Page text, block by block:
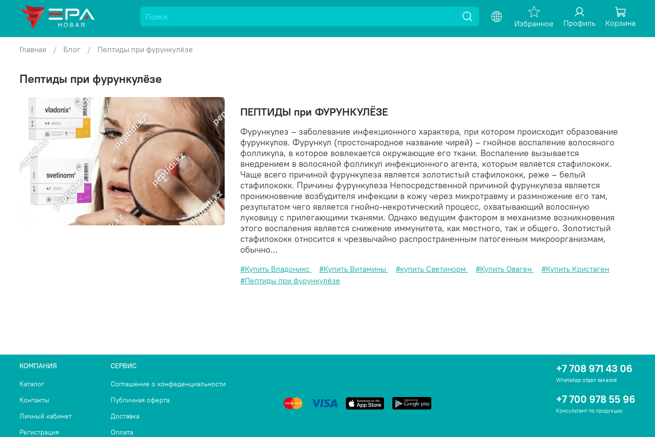
Избранное Профиль Корзина
Главная Блог Пептиды при фурункулёзе
Пептиды при фурункулёзе
ПЕПТИДЫ при ФУРУНКУЛЁЗЕ
Фурункулез – заболевание инфекционного характера, при котором происходит образование
фурункулов. Фурункул (простонародное название чирей) – гнойное воспаление волосяного
фолликула, в которое вовлекается окружающие его ткани. Воспаление вызывается
внедрением в волосяной фолликул инфекционного агента, которым является стафилококк.
Чаще всего причиной фурункулеза является золотистый стафилококк, реже – белый
стафилококк. Причины фурункулеза Непосредственной причиной фурункулеза является
проникновение возбудителя инфекции в кожу через микротравму и размножение его там,
результатом чего является гнойно-некротический процесс, охватывающий волосяную
луковицу с прилегающими тканями. Однако ведущим фактором в механизме возникновения
этого воспаления является снижение иммунитета, как местного, так и общего. Золотистый
стафилококк относится к чрезвычайно распространенным патогенным микроорганизмам,
обычно...
#Купить Владоникс #Купить Витамины #купить Светинорм #Купить Оваген
#Купить Кристаген
#Пептиды при фурункулёзе
КОМПАНИЯ
Каталог
Контакты
Личный кабинет
Регистрация
СЕРВИС
Соглашение о конфеденциальности
Публичная оферта
Доставка
Оплата
+7 708 971 43 06
WhatsApp отдел заказов
+7 700 978 55 96
Консультант по продукции